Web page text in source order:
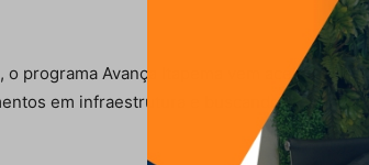
programa Avança Itapema vem acelerando
em infraestrutura e buscando atender